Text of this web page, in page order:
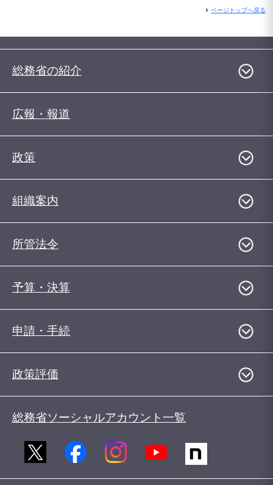
ページトップへ戻る
総務省の紹介
広報・報道
政策
組織案内
所管法令
予算・決算
申請・手続
政策評価
総務省ソーシャルアカウント一覧